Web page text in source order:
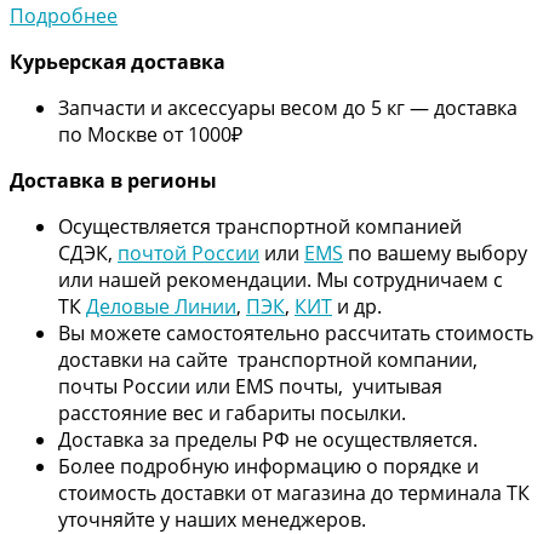
Подробнее
Курьерская доставка
Запчасти и аксессуары весом до 5 кг — доставка
по Москве от 1000₽
Доставка в регионы
Осуществляется транспортной компанией
СДЭК, почтой России или EMS по вашему выбору
или нашей рекомендации. Мы сотрудничаем с
ТКДеловые Линии, ПЭК, КИТ и др.
Вы можете самостоятельно рассчитать стоимость
доставки на сайте транспортной компании,
почты России или EMS почты, учитывая
расстояние вес и габариты посылки.
Доставка за пределы РФ не осуществляется.
Более подробную информацию о порядке и
стоимость доставки от магазина до терминала ТК
уточняйте у наших менеджеров.